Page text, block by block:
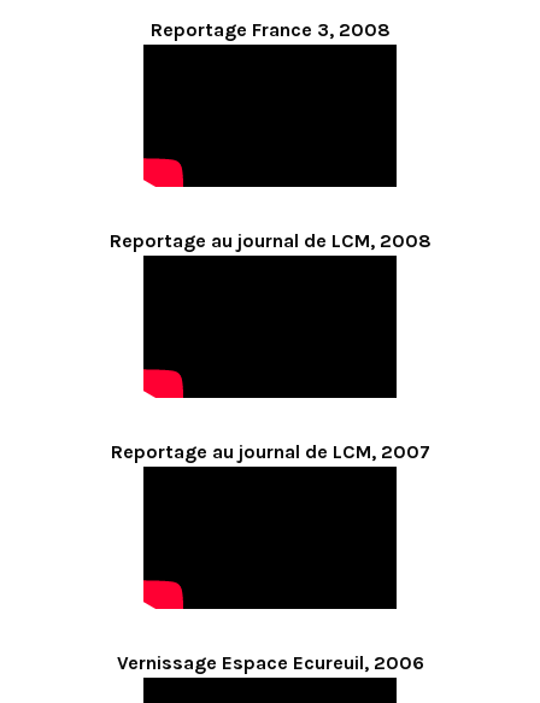
Reportage France 3, 2008
Reportage au journal de LCM, 2008
Reportage au journal de LCM, 2007
Vernissage Espace Ecureuil, 2006